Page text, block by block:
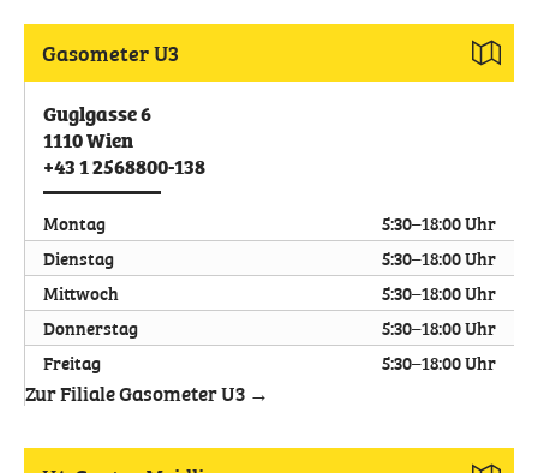
Gasometer U3
Guglgasse 6
1110Wien
+43 1 2568800-138
Montag
5:30–18:00 Uhr
Dienstag
5:30–18:00 Uhr
Mittwoch
5:30–18:00 Uhr
Donnerstag
5:30–18:00 Uhr
Freitag
5:30–18:00 Uhr
Zur Filiale Gasometer U3 →